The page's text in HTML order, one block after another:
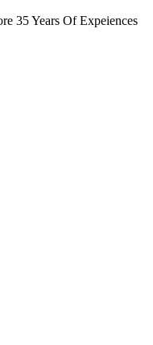
35 Years Of Expeiences